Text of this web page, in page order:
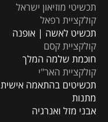
תכשיטי מוזיאון ישראל
קולקציית רפאל
תכשיט לאשה | אופנה
קולקציית קסם
חוכמת שלמה המלך
קולקציית האר"י
תכשיטים בהתאמה אישית
מתנות
אבני מזל ואנרגיה